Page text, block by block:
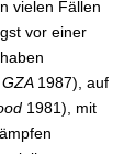
vielen Fällen
vor einer
GZA 1987), auf
1981), mit